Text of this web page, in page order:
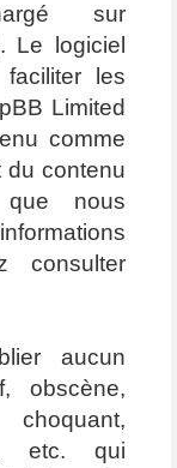
sur
Le logiciel
les
Limited
comme
du contenu
nous
consulter
aucun
obscène,
etc. qui